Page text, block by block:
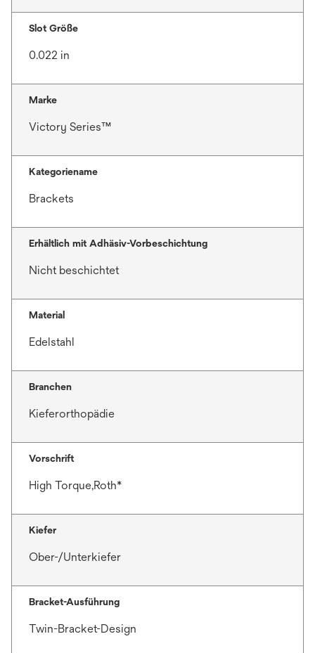
Slot Größe
0.022 in
Marke
Victory Series™
Kategoriename
Brackets
Erhältlich mit Adhäsiv-Vorbeschichtung
Nicht beschichtet
Material
Edelstahl
Branchen
Kieferorthopädie
Vorschrift
High Torque,Roth*
Kiefer
Ober-/Unterkiefer
Bracket-Ausführung
Twin-Bracket-Design